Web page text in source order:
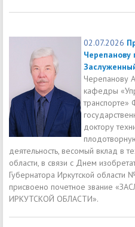
02.07.2026
Черепанову
Черепанову
кафедры
транспорте»
доктору
деятельность, весомый вклад в
области, в связи с Днем
Губернатора Иркутской
присвоено почетное звание
ИРКУТСКОЙ ОБЛАСТИ».